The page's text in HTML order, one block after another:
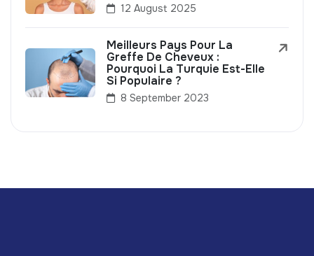
12 August 2025
Meilleurs Pays Pour La
Greffe De Cheveux :
Pourquoi La Turquie Est-Elle
Si Populaire ?
8 September 2023